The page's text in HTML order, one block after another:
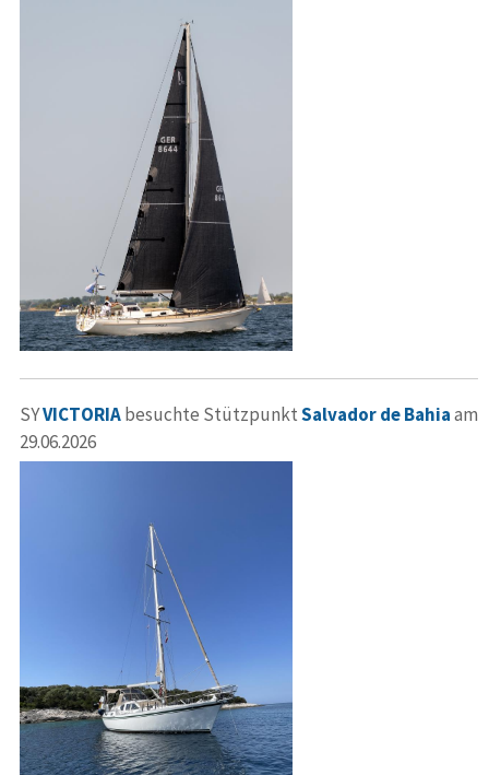
SYVICTORIAbesuchte StützpunktSalvador de Bahiaam
29.06.2026